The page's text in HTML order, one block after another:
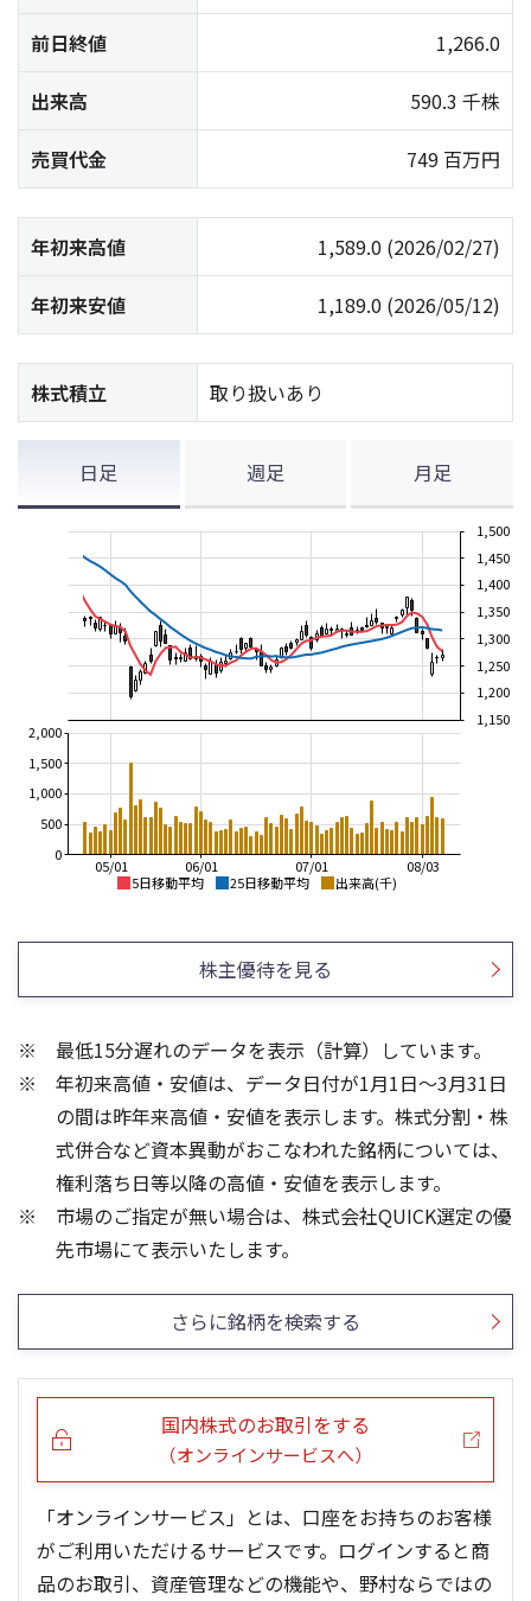
前日終値 1,266.0
出来高 590.3 千株
売買代金 749 百万円
年初来高値 1,589.0 (2026/02/27)
年初来安値 1,189.0 (2026/05/12)
株式積立 取り扱いあり
日足 週足 月足
5日移動平均 25日移動平均 出来高(千)
08/03
07/01
06/01
05/01
1,150
1,200
1,250
1,300
1,350
1,400
1,450
1,500
0
500
1,000
1,500
2,000
25/12
25/10
25/08
25/06
25/04
900
1,000
1,100
1,300
1,400
1,500
0
500
1,000
1,500
2,000
24/01
23/01
22/01
21/01
600
800
1,200
1,400
0
500
1,000
1,500
2,000
株主優待を見る
最低15分遅れのデータを表示（計算）しています。
年初来高値・安値は、データ日付が1月1日～3月31日
の間は昨年来高値・安値を表示します。株式分割・株
式併合など資本異動がおこなわれた銘柄については、
権利落ち日等以降の高値・安値を表示します。
市場のご指定が無い場合は、株式会社QUICK選定の優
先市場にて表示いたします。
さらに銘柄を検索する
国内株式のお取引をする
（オンラインサービスへ）
「オンラインサービス」とは、口座をお持ちのお客様
がご利用いただけるサービスです。ログインすると商
品のお取引、資産管理などの機能や、野村ならではの